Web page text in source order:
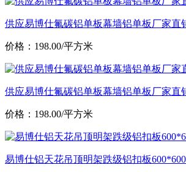
供应易博仕氟碳铝单板幕墙铝单板厂家直
价格：198.00/平方米
供应易博仕氟碳铝单板幕墙铝单板厂家直
价格：198.00/平方米
易博仕铝天花吊顶明架跌级铝扣板